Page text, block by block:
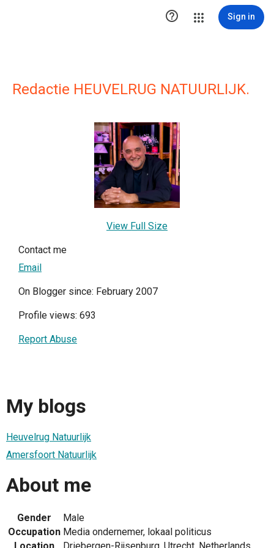
 Sign in
Redactie HEUVELRUG NATUURLIJK.
View Full Size
Contact me
Email
On Blogger since: February 2007
Profile views: 693
Report Abuse
My blogs
Heuvelrug Natuurlijk
Amersfoort Natuurlijk
About me
Gender
Male
Occupation Media ondernemer, lokaal politicus